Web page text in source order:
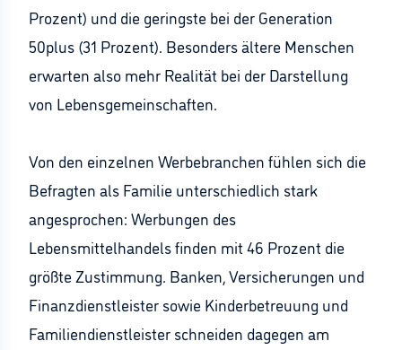
Prozent) und die geringste bei der Generation
50plus (31 Prozent). Besonders ältere Menschen
erwarten also mehr Realität bei der Darstellung
von Lebensgemeinschaften.
Von den einzelnen Werbebranchen fühlen sich die
Befragten als Familie unterschiedlich stark
angesprochen: Werbungen des
Lebensmittelhandels finden mit 46 Prozent die
größte Zustimmung. Banken, Versicherungen und
Finanzdienstleister sowie Kinderbetreuung und
Familiendienstleister schneiden dagegen am